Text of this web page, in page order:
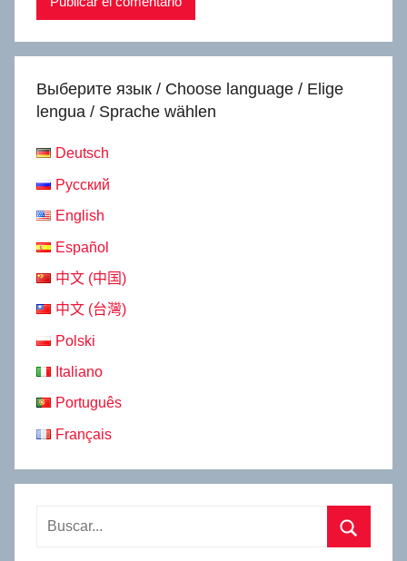
Выберите язык / Choose language / Elige
lengua / Sprache wählen
Deutsch
Русский
English
Español
中文 (中国)
中文 (台灣)
Polski
Italiano
Português
Français